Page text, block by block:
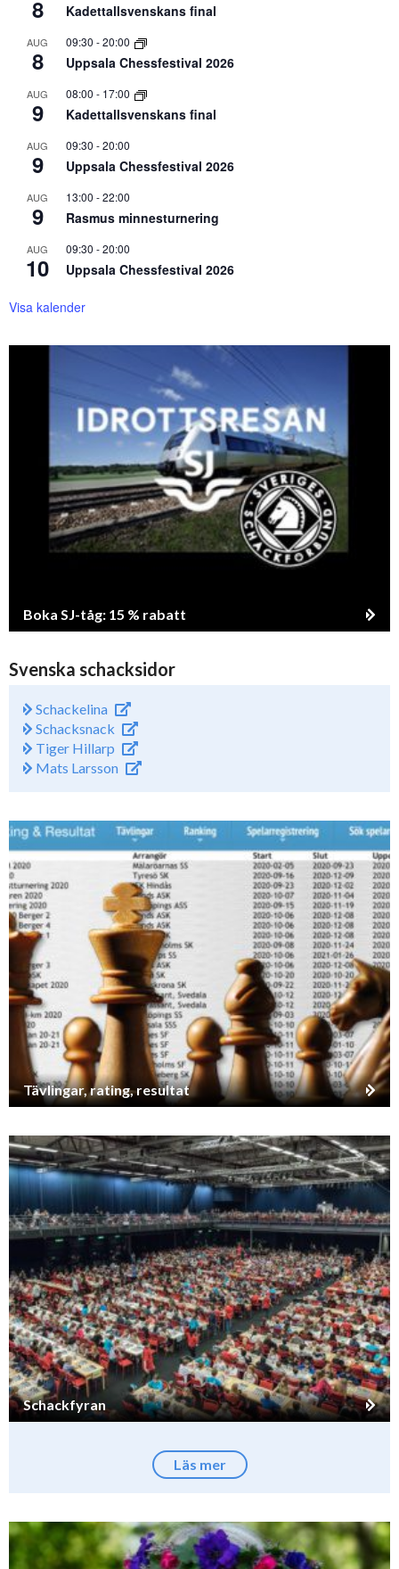
8 Kadettallsvenskans final
AUG
8
09:30 -20:00
Uppsala Chessfestival 2026
AUG
9
08:00 - 17:00
Kadettallsvenskans final
AUG
9
09:30 -20:00
Uppsala Chessfestival 2026
AUG
9
13:00 -22:00
Rasmus minnesturnering
AUG
10
09:30 -20:00
Uppsala Chessfestival 2026
Visa kalender
Boka SJ-tåg: 15 % rabatt
Svenska schacksidor
Schackelina
Schacksnack
Tiger Hillarp
Mats Larsson
Tävlingar, rating, resultat
Schackfyran
Läs mer